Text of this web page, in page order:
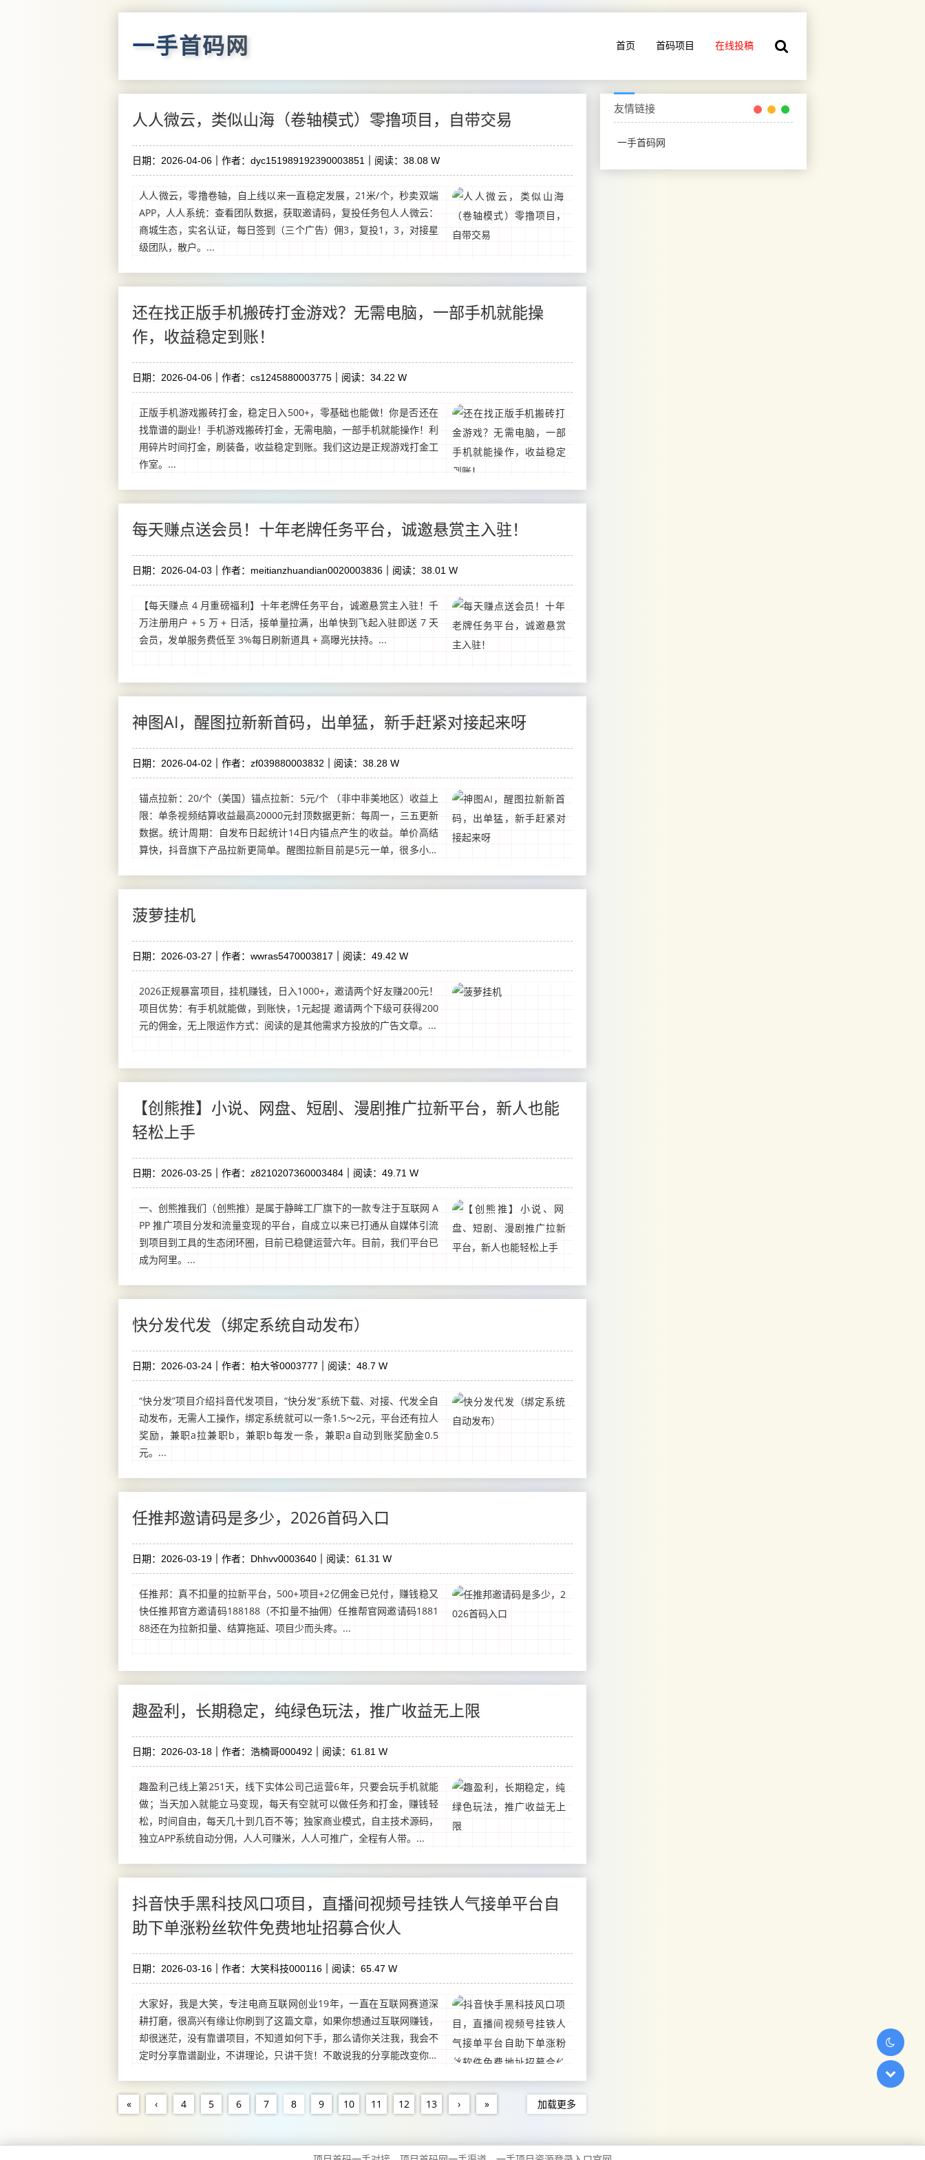
一手首码网 首页 首码项目 在线投稿
人人微云，类似山海（卷轴模式）零撸项目，自带交易
日期：2026-04-06 作者：dyc151989192390003851 阅读：38.08 W
人人微云，零撸卷轴，自上线以来一直稳定发展，21米/个，秒卖双端
APP，人人系统：查看团队数据，获取邀请码，复投任务包人人微云：
商城生态，实名认证，每日签到（三个广告）佣3，复投1，3，对接星
级团队，散户。...
还在找正版手机搬砖打金游戏？无需电脑，一部手机就能操
作，收益稳定到账！
日期：2026-04-06 作者：cs1245880003775 阅读：34.22 W
正版手机游戏搬砖打金，稳定日入500+，零基础也能做！你是否还在
找靠谱的副业！手机游戏搬砖打金，无需电脑，一部手机就能操作！利
用碎片时间打金，刷装备，收益稳定到账。我们这边是正规游戏打金工
作室。...
每天赚点送会员！十年老牌任务平台，诚邀悬赏主入驻！
日期：2026-04-03 作者：meitianzhuandian0020003836 阅读：38.01 W
【每天赚点 4 月重磅福利】十年老牌任务平台，诚邀悬赏主入驻！千
万注册用户 + 5 万 + 日活，接单量拉满，出单快到飞起入驻即送 7 天
会员，发单服务费低至 3%每日刷新道具 + 高曝光扶持。...
神图AI，醒图拉新新首码，出单猛，新手赶紧对接起来呀
日期：2026-04-02 作者：zf039880003832 阅读：38.28 W
锚点拉新：20/个（美国）锚点拉新：5元/个 （非中非美地区）收益上
限：单条视频结算收益最高20000元封顶数据更新：每周一，三五更新
数据。统计周期：自发布日起统计14日内锚点产生的收益。单价高结
算快，抖音旗下产品拉新更简单。醒图拉新目前是5元一单，很多小伙
菠萝挂机
日期：2026-03-27 作者：wwras5470003817 阅读：49.42 W
2026正规暴富项目，挂机赚钱，日入1000+，邀请两个好友赚200元！
项目优势：有手机就能做，到账快，1元起提 邀请两个下级可获得200
元的佣金，无上限运作方式：阅读的是其他需求方投放的广告文章。...
【创熊推】小说、网盘、短剧、漫剧推广拉新平台，新人也能
轻松上手
日期：2026-03-25 作者：z8210207360003484 阅读：49.71 W
一、创熊推我们（创熊推）是属于静眸工厂旗下的一款专注于互联网 A
PP 推广项目分发和流量变现的平台，自成立以来已打通从自媒体引流
到项目到工具的生态闭环圈，目前已稳健运营六年。目前，我们平台已
成为阿里。...
快分发代发（绑定系统自动发布）
日期：2026-03-24 作者：柏大爷0003777 阅读：48.7 W
“快分发”项目介绍抖音代发项目，“快分发”系统下载、对接、代发全自
动发布，无需人工操作，绑定系统就可以一条1.5～2元，平台还有拉人
奖励，兼职a拉兼职b，兼职b每发一条，兼职a自动到账奖励金0.5
元。...
任推邦邀请码是多少，2026首码入口
日期：2026-03-19 作者：Dhhvv0003640 阅读：61.31 W
任推邦：真不扣量的拉新平台，500+项目+2亿佣金已兑付，赚钱稳又
快任推邦官方邀请码188188（不扣量不抽佣）任推帮官网邀请码1881
88还在为拉新扣量、结算拖延、项目少而头疼。...
趣盈利，长期稳定，纯绿色玩法，推广收益无上限
日期：2026-03-18 作者：浩楠哥000492 阅读：61.81 W
趣盈利己线上第251天，线下实体公司己运营6年，只要会玩手机就能
做；当天加入就能立马变现，每天有空就可以做任务和打金，赚钱轻
松，时间自由，每天几十到几百不等；独家商业模式，自主技术源码，
独立APP系统自动分佣，人人可赚米，人人可推广，全程有人带。...
抖音快手黑科技风口项目，直播间视频号挂铁人气接单平台自
助下单涨粉丝软件免费地址招募合伙人
日期：2026-03-16 作者：大笑科技000116 阅读：65.47 W
大家好，我是大笑，专注电商互联网创业19年，一直在互联网赛道深
耕打磨，很高兴有缘让你刷到了这篇文章，如果你想通过互联网赚钱，
却很迷茫，没有靠谱项目，不知道如何下手，那么请你关注我，我会不
定时分享靠谱副业，不讲理论，只讲干货！不敢说我的分享能改变你的
«
‹ 4 5 6 7 8 9 10 11 12 13 › » 加载更多
友情链接
一手首码网